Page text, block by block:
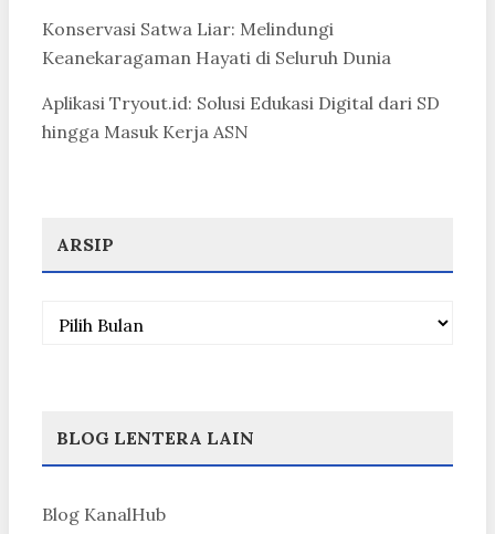
Konservasi Satwa Liar: Melindungi
Keanekaragaman Hayati di Seluruh Dunia
Aplikasi Tryout.id: Solusi Edukasi Digital dari SD
hingga Masuk Kerja ASN
ARSIP
Arsip
BLOG LENTERA LAIN
Blog KanalHub